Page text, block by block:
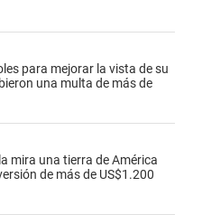
para mejorar la vista de su
una multa de más de
mira una tierra de América
de más de US$1.200